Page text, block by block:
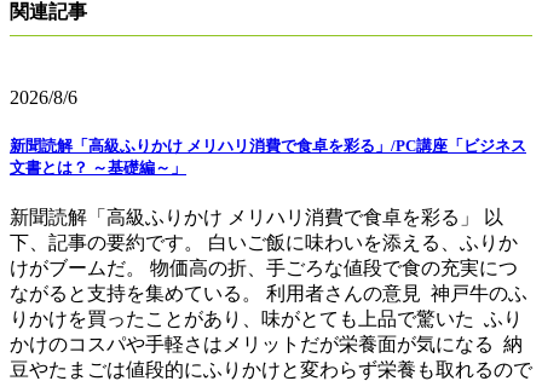
関連記事
2026/8/6
新聞読解「高級ふりかけ メリハリ消費で食卓を彩る」/PC講座「ビジネス
文書とは？ ～基礎編～」
新聞読解「高級ふりかけ メリハリ消費で食卓を彩る」 以
下、記事の要約です。 白いご飯に味わいを添える、ふりか
けがブームだ。 物価高の折、手ごろな値段で食の充実につ
ながると支持を集めている。 利用者さんの意見 神戸牛のふ
りかけを買ったことがあり、味がとても上品で驚いた ふり
かけのコスパや手軽さはメリットだが栄養面が気になる 納
豆やたまごは値段的にふりかけと変わらず栄養も取れるので